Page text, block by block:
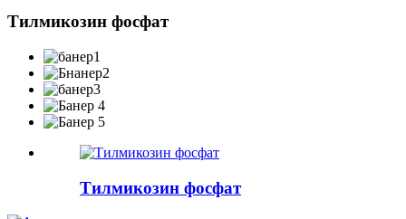
Тилмикозин фосфат
Тилмикозин фосфат